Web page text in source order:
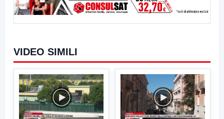
VIDEO SIMILI